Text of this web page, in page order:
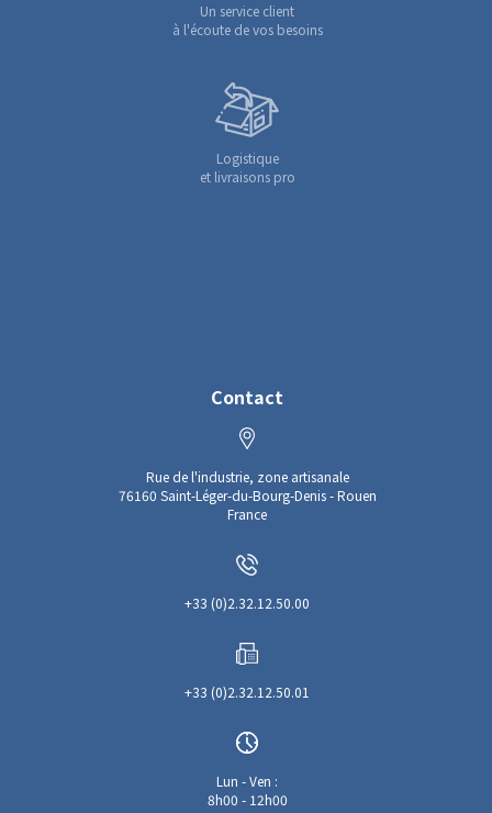
Un service client
à l'écoute de vos besoins
Logistique
et livraisons pro
Contact
Rue de l'industrie, zone artisanale
76160 Saint-Léger-du-Bourg-Denis - Rouen
France
+33 (0)2.32.12.50.00
+33 (0)2.32.12.50.01
Lun - Ven :
8h00 - 12h00